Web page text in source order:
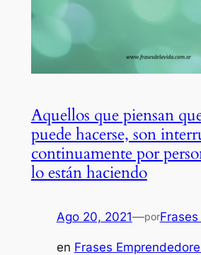
Aquellos que piensan
puede hacerse, son
continuamente por
lo están haciendo
Ago 20, 2021—por
en Frases